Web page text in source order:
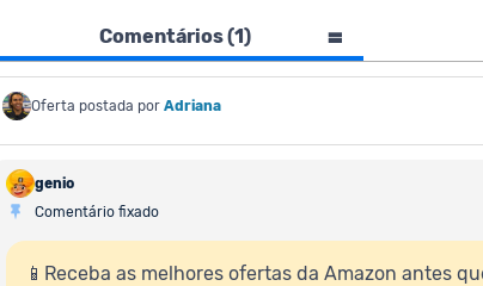
Comentários (1)
Oferta postada por Adriana
genio
Comentário fixado
📱Receba as melhores ofertas da Amazon antes